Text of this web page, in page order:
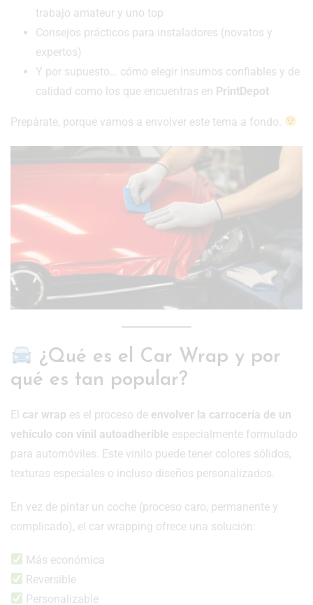
trabajo amateur y uno top
Consejos prácticos para instaladores (novatos y
expertos)
Y por supuesto… cómo elegir insumos confiables y de
calidad como los que encuentras en PrintDepot
Prepárate, porque vamos a envolver este tema a fondo.
¿Qué es el Car Wrap y por
qué es tan popular?
El car wrap es el proceso de envolver la carrocería de un
vehículo con vinil autoadherible especialmente formulado
para automóviles. Este vinilo puede tener colores sólidos,
texturas especiales o incluso diseños personalizados.
En vez de pintar un coche (proceso caro, permanente y
complicado), el car wrapping ofrece una solución:
Más económica
Reversible
Personalizable